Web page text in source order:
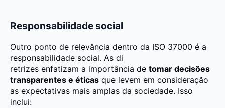
Responsabilidade social
Outro ponto de relevância dentro da ISO 37000 é a
responsabilidade social. As di
retrizes enfatizam a importância de tomar decisões
transparentes e éticas que levem em consideração
as expectativas mais amplas da sociedade. Isso
inclui: